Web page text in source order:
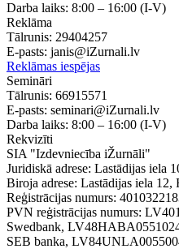
Darba laiks: 8:00 – 16:00 (I-V)
Reklāma
Tālrunis: 29404257
E-pasts: janis@iZurnali.lv
Reklāmas iespējas
Semināri
Tālrunis: 66915571
E-pasts: seminari@iZurnali.lv
Darba laiks: 8:00 – 16:00 (I-V)
Rekvizīti
SIA "Izdevniecība iŽurnāli"
Juridiskā adrese: Lastādijas iela
Biroja adrese: Lastādijas iela
Reģistrācijas numurs:
PVN reģistrācijas numurs:
Swedbank,
SEB banka,